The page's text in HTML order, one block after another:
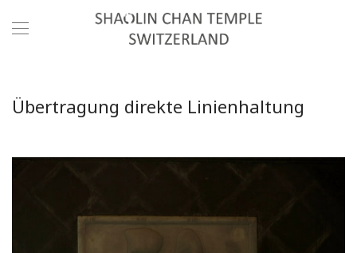
Übertragung direkte Linienhaltung